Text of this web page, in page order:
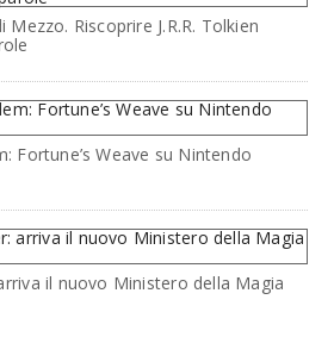
Riscoprire J.R.R. Tolkien
Fortune’s Weave su Nintendo
il nuovo Ministero della Magia